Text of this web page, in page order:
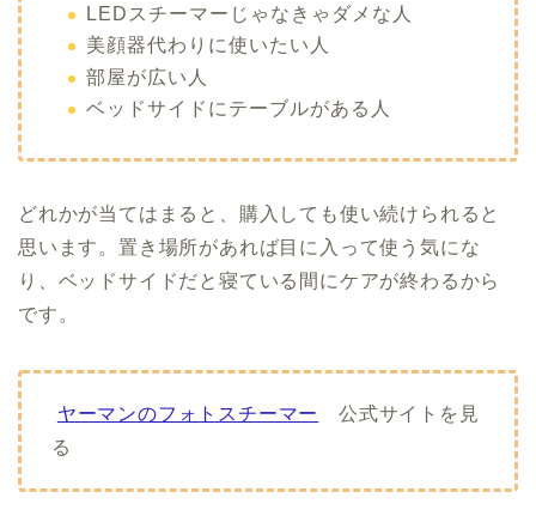
LEDスチーマーじゃなきゃダメな人
美顔器代わりに使いたい人
部屋が広い人
ベッドサイドにテーブルがある人
どれかが当てはまると、購入しても使い続けられると
思います。置き場所があれば目に入って使う気にな
り、ベッドサイドだと寝ている間にケアが終わるから
です。
ヤーマンのフォトスチーマー
公式サイトを見
る